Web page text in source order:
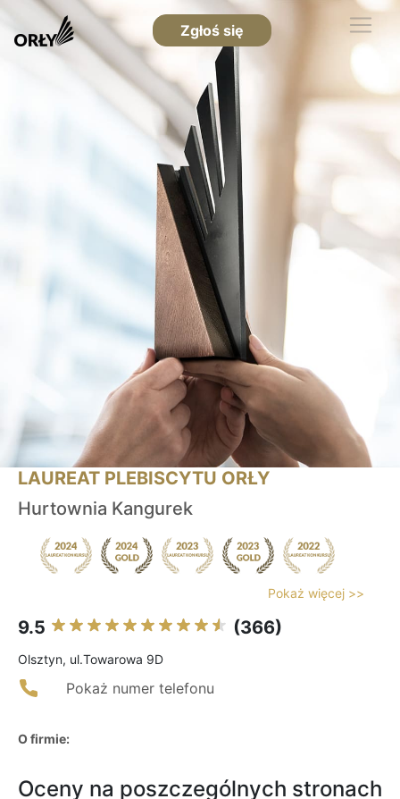
Zgłoś się
LAUREAT PLEBISCYTU ORŁY
Hurtownia Kangurek
Pokaż więcej >>
9.5 (366)
Olsztyn, ul.Towarowa 9D
Pokaż numer telefonu
O firmie:
Oceny na poszczególnych stronach